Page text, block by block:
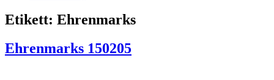
Etikett: Ehrenmarks
Ehrenmarks 150205